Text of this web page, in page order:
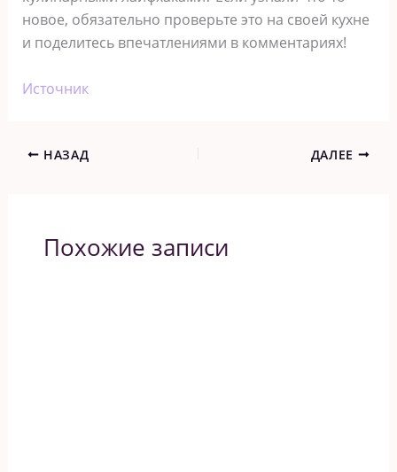
новое, обязательно проверьте это на своей кухне
и поделитесь впечатлениями в комментариях!
Источник
НАЗАД ДАЛЕЕ
Похожие записи